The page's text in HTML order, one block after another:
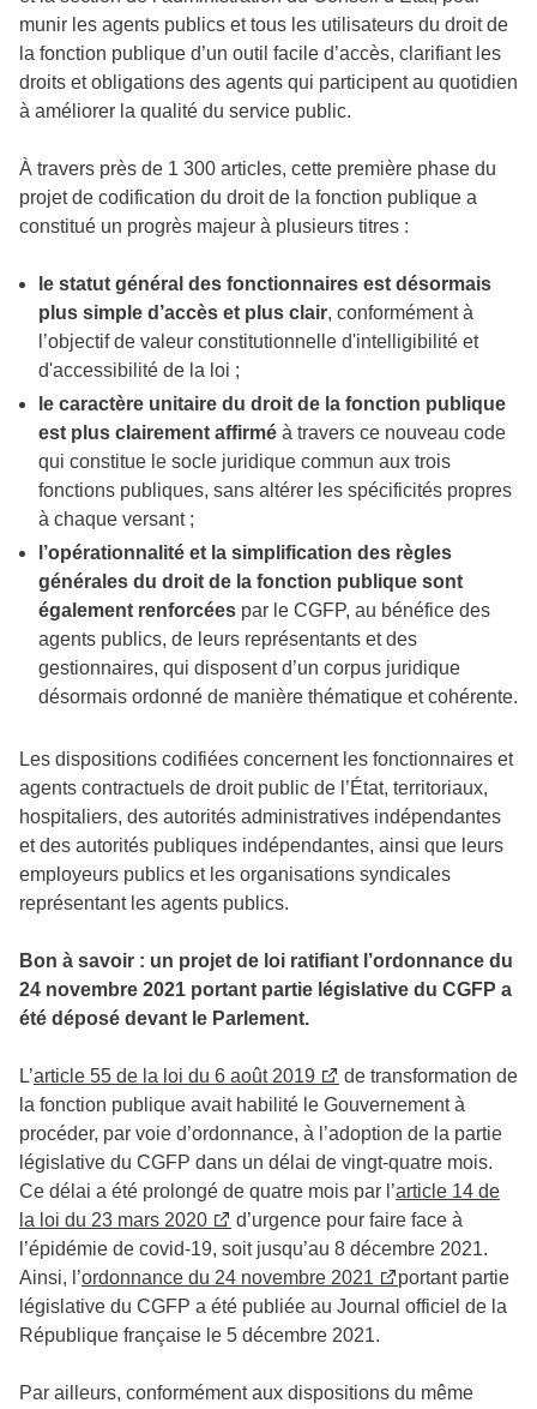
munir les agents publics et tous les utilisateurs du droit de
la fonction publique d’un outil facile d’accès, clarifiant les
droits et obligations des agents qui participent au quotidien
à améliorer la qualité du service public.
À travers près de 1 300 articles, cette première phase du
projet de codification du droit de la fonction publique a
constitué un progrès majeur à plusieurs titres :
le statut général des fonctionnaires est désormais
plus simple d’accès et plus clair, conformément à
l’objectif de valeur constitutionnelle d'intelligibilité et
d'accessibilité de la loi ;
le caractère unitaire du droit de la fonction publique
est plus clairement affirmé à travers ce nouveau code
qui constitue le socle juridique commun aux trois
fonctions publiques, sans altérer les spécificités propres
à chaque versant ;
l’opérationnalité et la simplification des règles
générales du droit de la fonction publique sont
également renforcées par le CGFP, au bénéfice des
agents publics, de leurs représentants et des
gestionnaires, qui disposent d’un corpus juridique
désormais ordonné de manière thématique et cohérente.
Les dispositions codifiées concernent les fonctionnaires et
agents contractuels de droit public de l’État, territoriaux,
hospitaliers, des autorités administratives indépendantes
et des autorités publiques indépendantes, ainsi que leurs
employeurs publics et les organisations syndicales
représentant les agents publics.
Bon à savoir : un projet de loi ratifiant l’ordonnance du
24 novembre 2021 portant partie législative du CGFP a
été déposé devant le Parlement.
L’article 55 de la loi du 6 août 2019
de transformation de
la fonction publique avait habilité le Gouvernement à
procéder, par voie d’ordonnance, à l’adoption de la partie
législative du CGFP dans un délai de vingt-quatre mois.
Ce délai a été prolongé de quatre mois par l’article 14 de
la loi du 23 mars 2020
d’urgence pour faire face à
l’épidémie de covid-19, soit jusqu’au 8 décembre 2021.
Ainsi, l’ordonnance du 24 novembre 2021
portant partie
législative du CGFP a été publiée au Journal officiel de la
République française le 5 décembre 2021.
Par ailleurs, conformément aux dispositions du même